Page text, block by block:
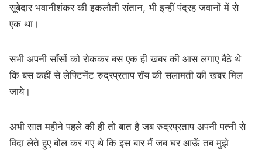
सूबेदार भवानीशंकर की इकलौती संतान, भी इन्हीं पंद्रह जवानों में से
एक था।
सभी अपनी साँसों को रोककर बस एक ही खबर की आस लगाए बैठे थे
कि बस कहीं से लेफ्टिनेंट रुद्रप्रताप रॉय की सलामती की खबर मिल
जाये।
अभी सात महीने पहले की ही तो बात है जब रुद्रप्रताप अपनी पत्नी से
विदा लेते हुए बोल कर गए थे कि इस बार मैं जब घर आऊँ तब मुझे